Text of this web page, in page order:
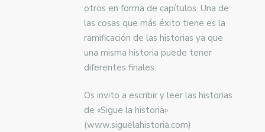
otros en forma de capítulos. Una de
las cosas que más éxito tiene es la
ramificación de las historias ya que
una misma historia puede tener
diferentes finales.
Os invito a escribir y leer las historias
de «Sigue la historia»
(www.siguelahistoria.com)